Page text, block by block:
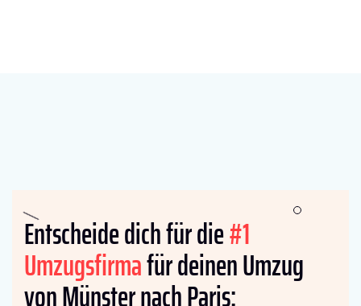
Entscheide dich für die#1
Umzugsfirmafür deinen Umzug
von Münster nach Paris: